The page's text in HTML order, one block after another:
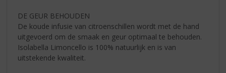
DE GEUR BEHOUDEN
De koude infusie van citroenschillen wordt met de hand
uitgevoerd om de smaak en geur optimaal te behouden.
Isolabella Limoncello is 100% natuurlijk en is van
uitstekende kwaliteit.